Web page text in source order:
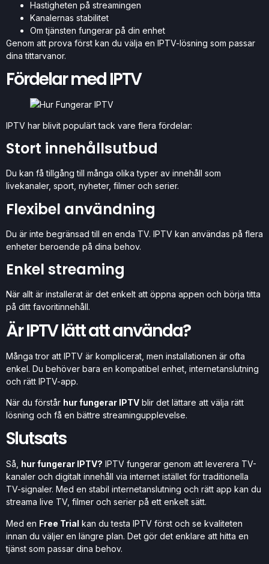
Hastigheten på streamingen
Kanalernas stabilitet
Om tjänsten fungerar på din enhet
Genom att prova först kan du välja en IPTV-lösning som passar
dina tittarvanor.
Fördelar med IPTV
IPTV har blivit populärt tack vare flera fördelar:
Stort innehållsutbud
Du kan få tillgång till många olika typer av innehåll som
livekanaler, sport, nyheter, filmer och serier.
Flexibel användning
Du är inte begränsad till en enda TV. IPTV kan användas på flera
enheter beroende på dina behov.
Enkel streaming
När allt är installerat är det enkelt att öppna appen och börja titta
på ditt favoritinnehåll.
Är IPTV lätt att använda?
Många tror att IPTV är komplicerat, men installationen är ofta
enkel. Du behöver bara en kompatibel enhet, internetanslutning
och rätt IPTV-app.
När du förstår hur fungerar IPTV blir det lättare att välja rätt
lösning och få en bättre streamingupplevelse.
Slutsats
Så, hur fungerar IPTV? IPTV fungerar genom att leverera TV-
kanaler och digitalt innehåll via internet istället för traditionella
TV-signaler. Med en stabil internetanslutning och rätt app kan du
streama live TV, filmer och serier på ett enkelt sätt.
Med en Free Trial kan du testa IPTV först och se kvaliteten
innan du väljer en längre plan. Det gör det enklare att hitta en
tjänst som passar dina behov.